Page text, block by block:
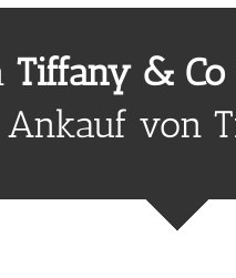
Tiffany & Co
von